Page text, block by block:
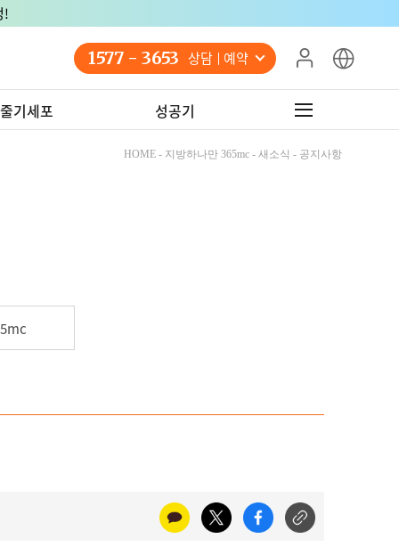
!
1577 - 3653 상담 예약
기세포 성공기
HOME - 지방하나만 365mc - 새소식 - 공지사항